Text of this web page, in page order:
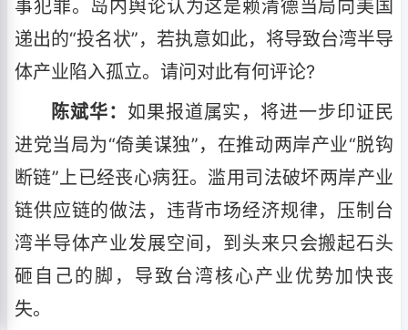
事犯罪。岛内舆论认为这是赖清德当局向美国
递出的“投名状”，若执意如此，将导致台湾半导
体产业陷入孤立。请问对此有何评论?
陈斌华： 如果报道属实，将进一步印证民
进党当局为“倚美谋独”，在推动两岸产业“脱钩
断链”上已经丧心病狂。滥用司法破坏两岸产业
链供应链的做法，违背市场经济规律，压制台
湾半导体产业发展空间，到头来只会搬起石头
砸自己的脚，导致台湾核心产业优势加快丧
失。